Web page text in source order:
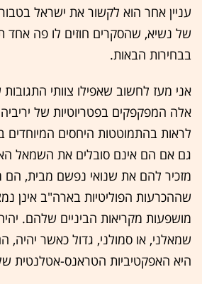
עניין אחר הוא לקשור את ישראל
של נשיא, שהסקרים חוזים לו פה אחד
בבחירות הבאות.
אני מעז לחשוב שאפילו צוותי
אלה המפקפקים בפטריוטיות של
לראות בהתמוטטות היחסים המיוחדים
גם אם הם אינם סובלים את השמאל
מזכיר להם את שנואי נפשם מבית, הם
שההכרעות הפוליטיות בארה"ב אינן
מושפעות מקריאות הביניים שלהם.
שמאלני, או סמולני, גדול כאשר יהיה,
היא האפקטיביות הטראנס-אטלנטית